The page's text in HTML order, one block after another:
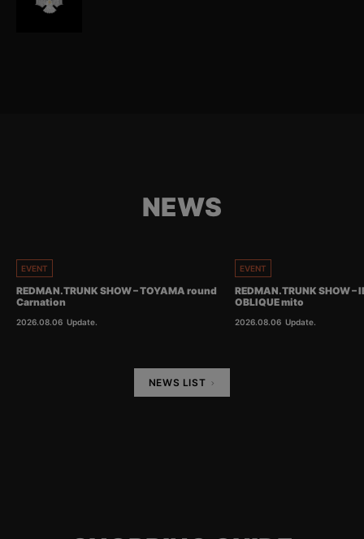
NEWS
EVENT
REDMAN.TRUNK SHOW – TOYAMA round
Carnation
2026.08.06 Update.
EVENT
REDMAN.TRUNK SHOW
OBLIQUE mito
2026.08.06 Update.
NEWS LIST